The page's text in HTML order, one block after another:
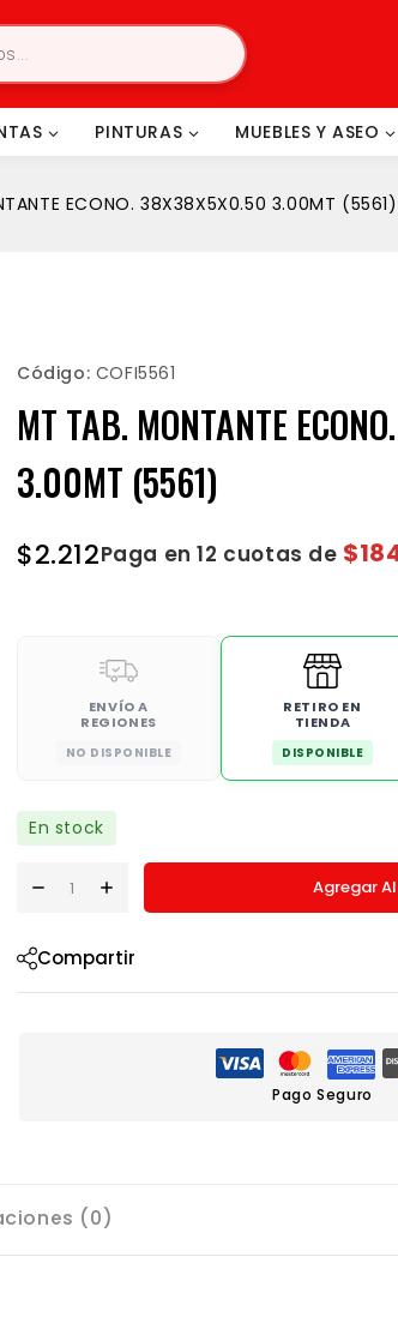
PINTURAS MUEBLES Y ASEO
ECONO. 38X38X5X0.50 3.00MT (5561)
Código: COFI5561
MT TAB. MONTANTE
3.00MT (5561)
$2.212Paga en 12 cuotas de
ENVÍO A
REGIONES
NO DISPONIBLE
RETIRO EN
TIENDA
DISPONIBLE
En stock
Agregar
Compartir
Pago Seguro
(0)